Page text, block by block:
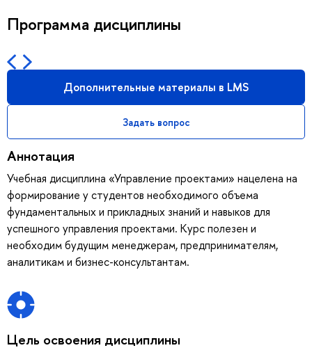
Программа дисциплины
Дополнительные материалы в LMS
Задать вопрос
Аннотация
Учебная дисциплина «Управление проектами» нацелена на
формирование у студентов необходимого объема
фундаментальных и прикладных знаний и навыков для
успешного управления проектами. Курс полезен и
необходим будущим менеджерам, предпринимателям,
аналитикам и бизнес-консультантам.
Цель освоения дисциплины